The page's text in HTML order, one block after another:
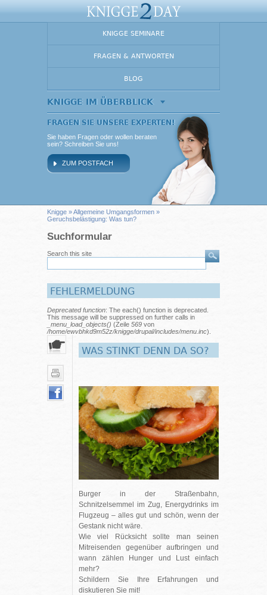
KNIGGE SEMINARE
FRAGEN & ANTWORTEN
BLOG
KNIGGE IM ÜBERBLICK
FRAGEN SIE UNSERE EXPERTEN!
Sie haben Fragen oder wollen beraten
sein? Schreiben Sie uns!
ZUM POSTFACH
Knigge »Allgemeine Umgangsformen »
Geruchsbelästigung: Was tun?
Suchformular
Search this site
FEHLERMELDUNG
Deprecated function: The each() function is deprecated.
This message will be suppressed on further calls in
_menu_load_objects() (Zeile 569 von
/home/ewvbhkd9m52z/knigge/drupal/includes/menu.inc).
WAS STINKT DENN DA SO?
Burger in der Straßenbahn,
Schnitzelsemmel im Zug, Energydrinks im
Flugzeug – alles gut und schön, wenn der
Gestank nicht wäre.
Wie viel Rücksicht sollte man seinen
Mitreisenden gegenüber aufbringen und
wann zählen Hunger und Lust einfach
mehr?
Schildern Sie Ihre Erfahrungen und
diskutieren Sie mit!